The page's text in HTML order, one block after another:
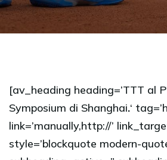
[av_heading heading=’TTT al
Symposium di Shanghai.‘
link=’manually,http://’
style=’blockquote modern-